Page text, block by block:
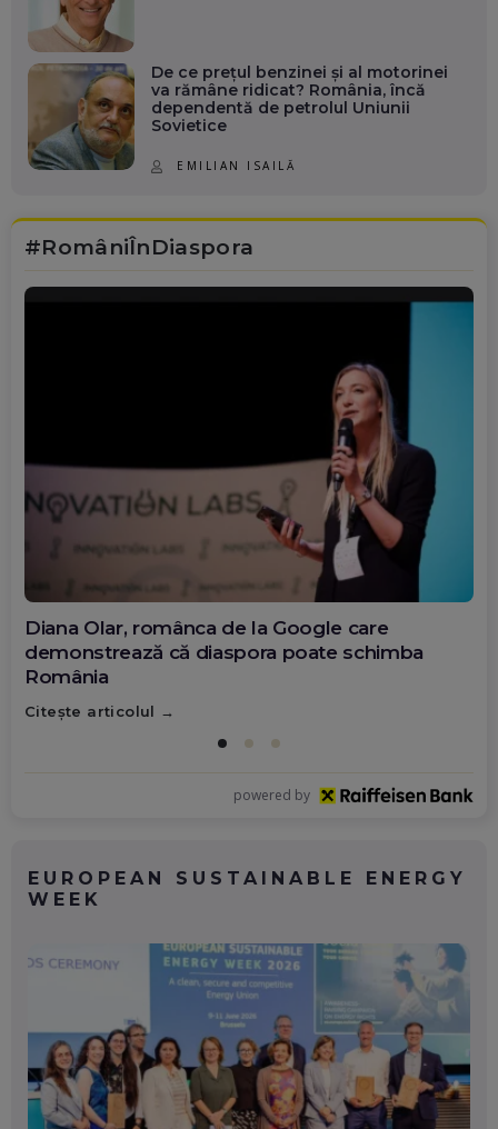
De ce prețul benzinei și al motorinei
va rămâne ridicat? România, încă
dependentă de petrolul Uniunii
Sovietice
EMILIAN ISAILĂ
#RomâniÎnDiaspora
Diana Olar, românca de la Google care
demonstrează că diaspora poate schimba
România
Citește articolul
powered by
EUROPEAN SUSTAINABLE ENERGY
WEEK